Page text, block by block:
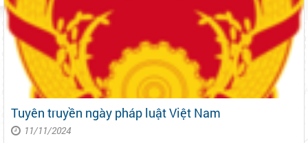
Tuyên truyền ngày pháp luật Việt Nam
11/11/2024